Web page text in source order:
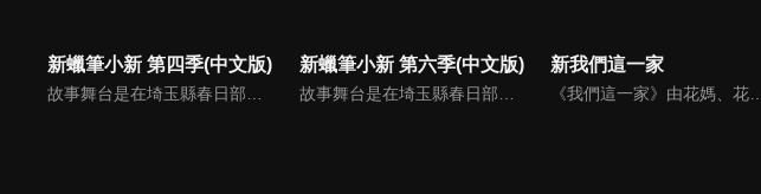
新蠟筆小新 第四季(中文版)
故事舞台是在埼玉縣春日部市，一位正在「雙葉幼稚園」學習的五歲的小孩──野原新之助，在日常生活中發生的有趣好玩事。
新蠟筆小新 第六季(中文版)
故事舞台是在埼玉縣春日部市，一位正在「雙葉幼稚園」學習的五歲的小孩──野原新之助，在日常生活中發生的有趣好玩事。
新我們這一家
《我們這一家》由花媽、花爸、姊姊橘子、弟弟柚子組成，是日本一部以小家庭成員為